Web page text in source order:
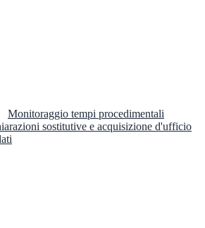
Monitoraggio tempi procedimentali
sostitutive e acquisizione d'ufficio